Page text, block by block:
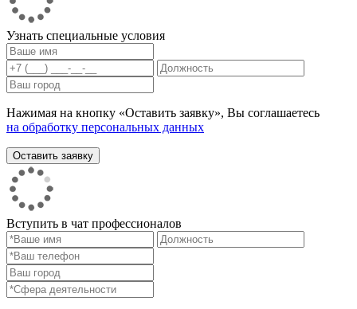
Узнать специальные условия
Нажимая на кнопку «Оставить заявку», Вы соглашаетесь
на обработку персональных данных
Вступить в чат профессионалов